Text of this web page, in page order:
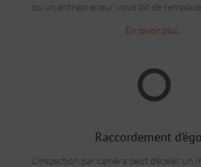
qu’un entrepreneur vous dit de
En savoir plus...
Raccordement
L’inspection par caméra peut déceler un